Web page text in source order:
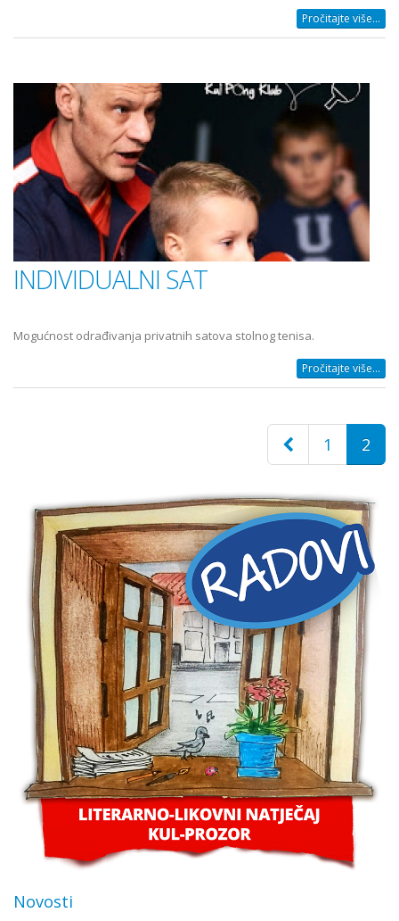
Pročitajte više...
INDIVIDUALNI SAT
Mogućnost odrađivanja privatnih satova stolnog tenisa.
Pročitajte više...
1 2
Novosti